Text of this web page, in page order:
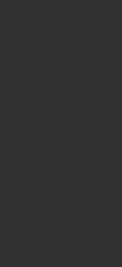
grandi e piccoli,
successivo al Black Friday.
facevano molti acquisti